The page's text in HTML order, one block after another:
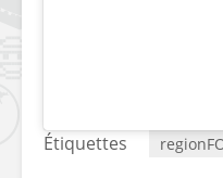
Étiquettes